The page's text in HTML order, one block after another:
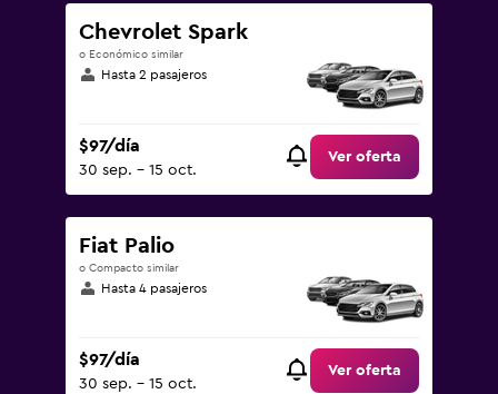
Chevrolet Spark
o Económico similar
Hasta 2 pasajeros
$97/día
30 sep. - 15 oct.
Ver oferta
Fiat Palio
o Compacto similar
Hasta 4 pasajeros
$97/día
30 sep. - 15 oct.
Ver oferta